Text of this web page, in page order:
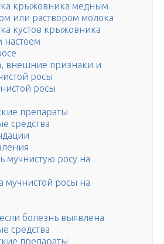
крыжовника медным
или раствором молока
кустов крыжовника
настоем
внешние признаки и
росы
росы
препараты
средства
мучнистую росу на
мучнистой росы на
болезнь выявлена
средства
препараты